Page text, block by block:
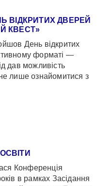
ВІДКРИТИХ ДВЕРЕЙ
КВЕСТ»
День відкритих
форматі —
дав можливість
лише ознайомитися з
Конференція
в рамках Засідання